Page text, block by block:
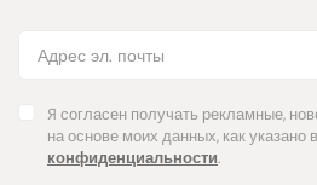
Я согласен получать рекламные,
на основе моих данных, как указано
конфиденциальности.